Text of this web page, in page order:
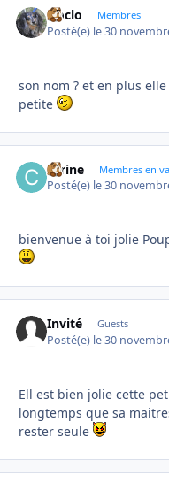
cloclo Membres
Posté(e) le 30
son nom ? et en plus
petite
carine Membres en
Posté(e) le 30
bienvenue à toi jolie
Invité Guests
Posté(e) le 30
Ell est bien jolie cette
longtemps que sa
rester seule